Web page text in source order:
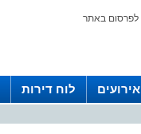
לפרסום באתר
אירועים לוח דירות